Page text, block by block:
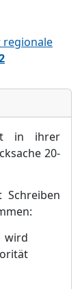
regionale
in ihrer
20-